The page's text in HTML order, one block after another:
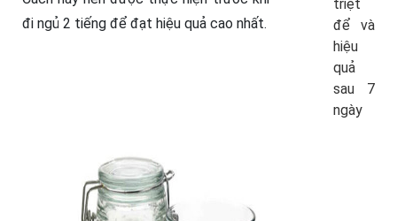
đi ngủ 2 tiếng để đạt hiệu quả cao nhất.
triệt
để và
hiệu
quả
sau 7
ngày